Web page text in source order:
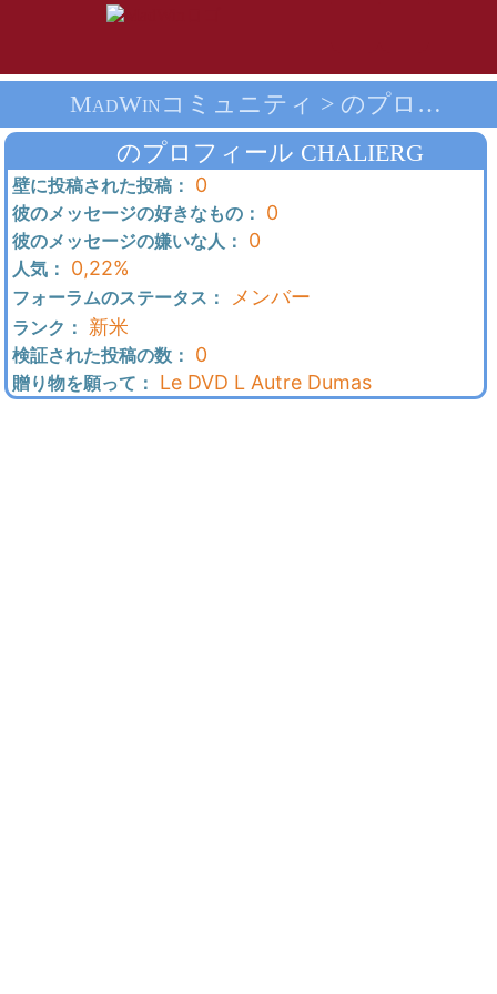
MadWinコミュニティ > のプロフィール Chalierg > メインページ
のプロフィール CHALIERG
壁に投稿された投稿： 0
彼のメッセージの好きなもの： 0
彼のメッセージの嫌いな人： 0
人気： 0,22%
フォーラムのステータス： メンバー
ランク： 新米
検証された投稿の数： 0
贈り物を願って： Le DVD L Autre Dumas